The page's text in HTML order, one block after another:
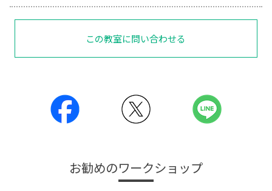
この教室に問い合わせる
お勧めのワークショップ